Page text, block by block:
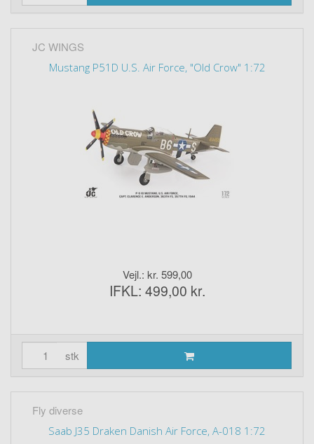
JC WINGS
Mustang P51D U.S. Air Force, "Old Crow" 1:72
Vejl.: kr. 599,00
IFKL: 499,00 kr.
stk
Fly diverse
Saab J35 Draken Danish Air Force, A-018 1:72